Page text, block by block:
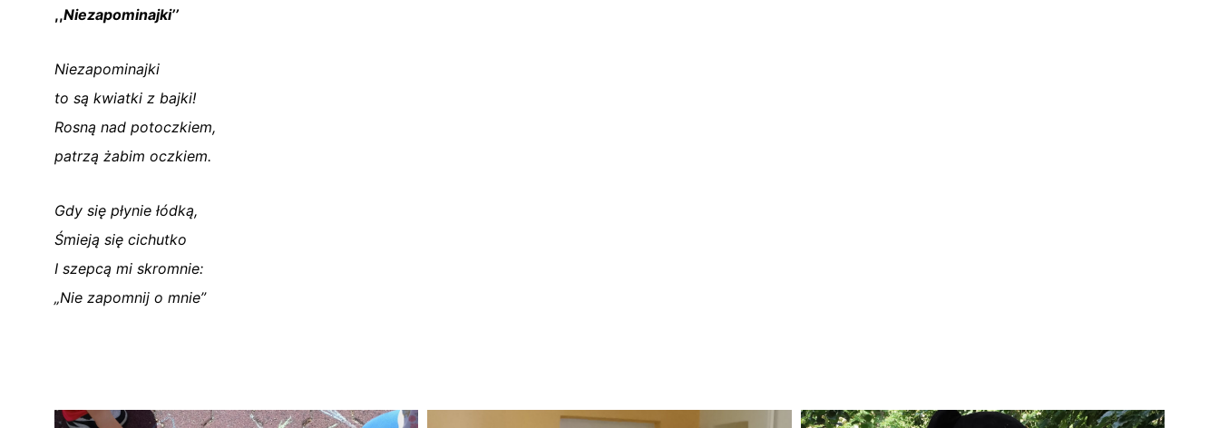
,,Niezapominajki’’
Niezapominajki
to są kwiatki z bajki!
Rosną nad potoczkiem,
patrzą żabim oczkiem.
Gdy się płynie łódką,
Śmieją się cichutko
I szepcą mi skromnie:
„Nie zapomnij o mnie”